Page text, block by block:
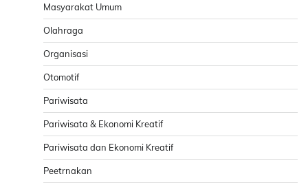
Masyarakat Umum
Olahraga
Organisasi
Otomotif
Pariwisata
Pariwisata & Ekonomi Kreatif
Pariwisata dan Ekonomi Kreatif
Peetrnakan